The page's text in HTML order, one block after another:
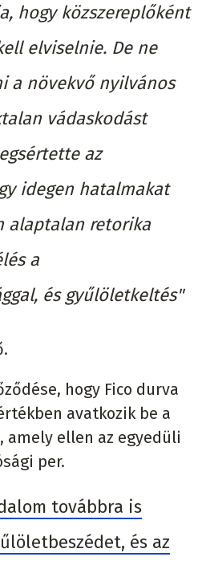
hogy közszereplőként
elviselnie. De ne
a növekvő nyilvános
vádaskodást
az
idegen hatalmakat
alaptalan retorika
a
és gyűlöletkeltés"
hogy Fico durva
avatkozik be a
amely ellen az egyedüli
per.
továbbra is
és az